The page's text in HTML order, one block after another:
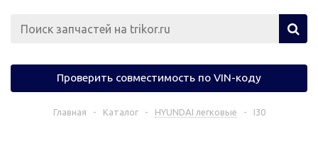
Проверить совместимость по VIN-коду
Главная - Каталог - HYUNDAI легковые - I30